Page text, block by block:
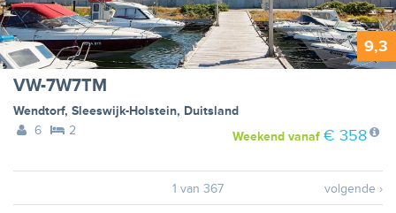
9,3
VW-7W7TM
Wendtorf, Sleeswijk-Holstein, Duitsland
6
2 Weekendvanaf € 358
1 van 367 volgende ›